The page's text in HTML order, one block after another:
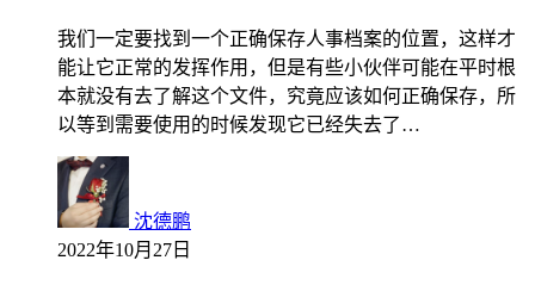
我们一定要找到一个正确保存人事档案的位置，这样才
能让它正常的发挥作用，但是有些小伙伴可能在平时根
本就没有去了解这个文件，究竟应该如何正确保存，所
以等到需要使用的时候发现它已经失去了…
沈德鹏
2022年10月27日